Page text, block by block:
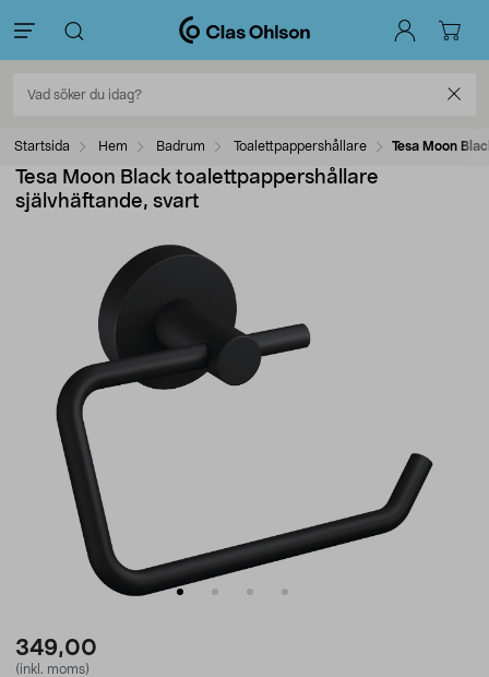
Startsida Hem Badrum Toalettpappershållare Tesa Moon
Tesa Moon Black toalettpappershållare
självhäftande, svart
349,00
(inkl. moms)